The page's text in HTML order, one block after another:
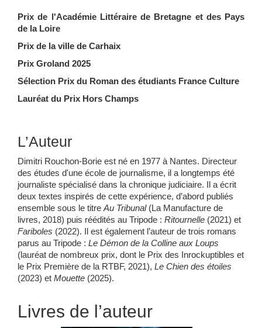
Prix de l'Académie Littéraire de Bretagne et des Pays
de la Loire
Prix de la ville de Carhaix
Prix Groland 2025
Sélection Prix du Roman des étudiants France Culture
Lauréat du Prix Hors Champs
L’Auteur
Dimitri Rouchon-Borie est né en 1977 à Nantes. Directeur
des études d'une école de journalisme, il a longtemps été
journaliste spécialisé dans la chronique judiciaire. Il a écrit
deux textes inspirés de cette expérience, d’abord publiés
ensemble sous le titre Au Tribunal(La Manufacture de
livres, 2018) puis réédités au Tripode : Ritournelle (2021) et
Fariboles (2022). Il est également l’auteur de trois romans
parus au Tripode : Le Démon de la Colline aux Loups
(lauréat de nombreux prix, dont le Prix des Inrockuptibles et
le Prix Première de la RTBF, 2021), Le Chien des étoiles
(2023) et Mouette (2025).
Livres de l’auteur